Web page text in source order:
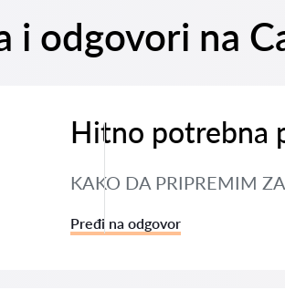
i odgovori na
Hitno potrebna
KAKO DA PRIPREMIM
Pređi na odgovor